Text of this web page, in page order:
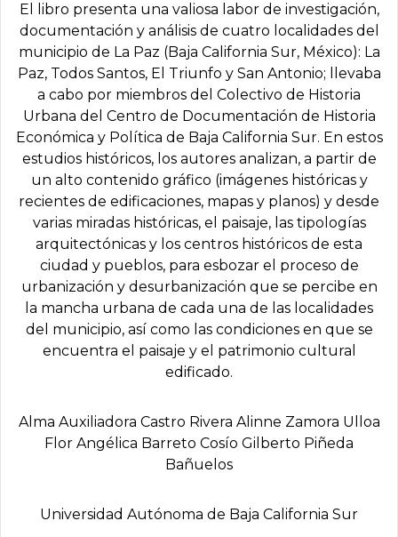
El libro presenta una valiosa labor de investigación,
documentación y análisis de cuatro localidades del
municipio de La Paz (Baja California Sur, México): La
Paz, Todos Santos, El Triunfo y San Antonio; llevaba
a cabo por miembros del Colectivo de Historia
Urbana del Centro de Documentación de Historia
Económica y Política de Baja California Sur. En estos
estudios históricos, los autores analizan, a partir de
un alto contenido gráfico (imágenes históricas y
recientes de edificaciones, mapas y planos) y desde
varias miradas históricas, el paisaje, las tipologías
arquitectónicas y los centros históricos de esta
ciudad y pueblos, para esbozar el proceso de
urbanización y desurbanización que se percibe en
la mancha urbana de cada una de las localidades
del municipio, así como las condiciones en que se
encuentra el paisaje y el patrimonio cultural
edificado.
Alma Auxiliadora Castro Rivera Alinne Zamora Ulloa
Flor Angélica Barreto Cosío Gilberto Piñeda
Bañuelos
Universidad Autónoma de Baja California Sur